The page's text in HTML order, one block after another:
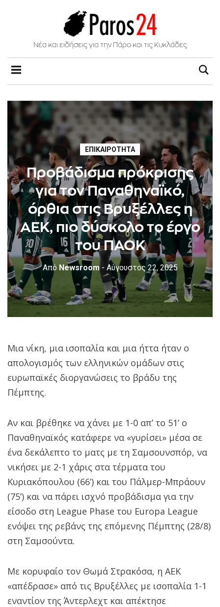
Νέα και ειδήσεις για την Πάρο και τις Κυκλάδες
ΕΠΙΚΑΙΡΌΤΗΤΑ
Προβάδισμα πρόκρισης
για τον Παναθηναϊκό,
όρθια στις Βρυξέλλες η
ΑΕΚ, πιο δύσκολο το έργο
του ΠΑΟΚ
ΑπόNewsroom - Αύγουστος 22, 2025
Μια νίκη, μια ισοπαλία και μια ήττα ήταν ο
απολογισμός των ελληνικών ομάδων στις
ευρωπαϊκές διοργανώσεις το βράδυ της
Πέμπτης.
Αν και βρέθηκε να χάνει με 1-0 απ’ το 51’ ο
Παναθηναϊκός κατάφερε να «γυρίσει» μέσα σε
ένα δεκάλεπτο το ματς με τη Σαμσουνσπόρ, να
νικήσει με 2-1 χάρις στα τέρματα του
Κυριακόπουλου (66’) και του Πάλμερ-Μπράουν
(75’) και να πάρει ισχνό προβάδισμα για την
είσοδο στη League Phase του Europa League
ενόψει της ρεβάνς της επόμενης Πέμπτης (28/8)
στη Σαμσούντα.
Με κορυφαίο τον Θωμά Στρακόσα, η ΑΕΚ
«απέδρασε» από τις Βρυξέλλες με ισοπαλία 1-1
εναντίον της Άντερλεχτ και απέκτησε